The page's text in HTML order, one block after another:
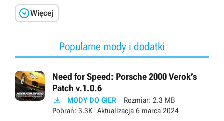
Więcej
Popularne mody i dodatki
Need for Speed: Porsche 2000 Verok’s
Patch v.1.0.6
 MODY DO GIER Rozmiar: 2.3 MB
Pobrań: 3.3K Aktualizacja 6 marca 2024